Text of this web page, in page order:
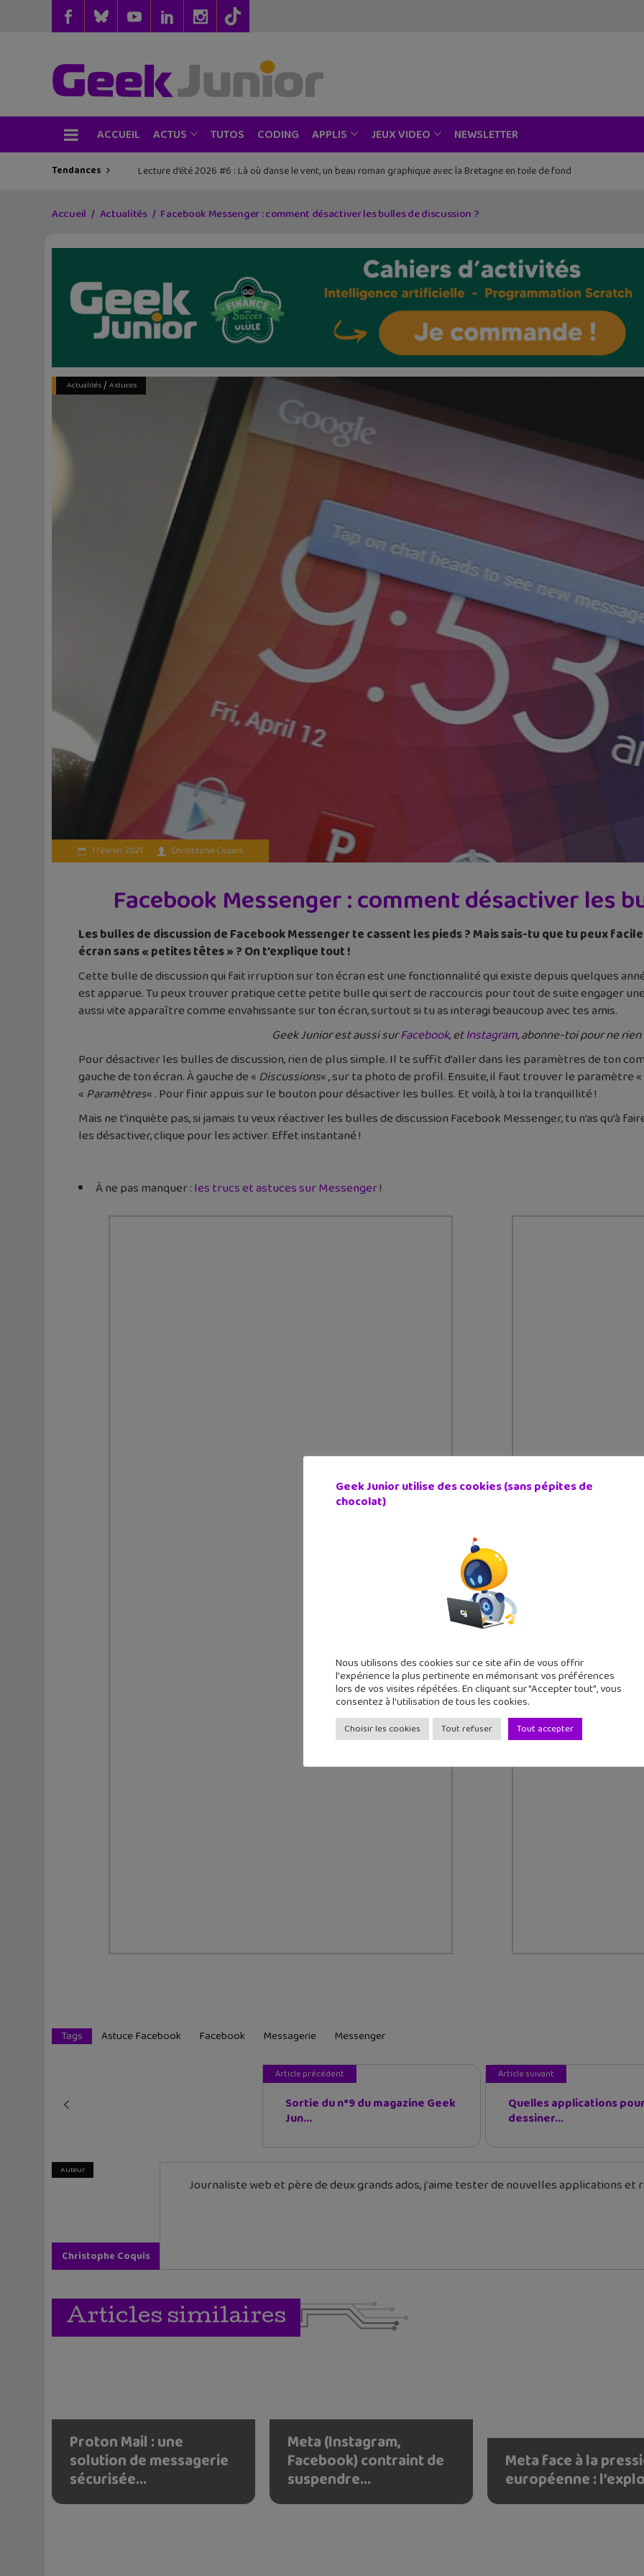
ACCUEIL ACTUS TUTOS CODING APPLIS JEUX VIDEO NEWSLETTER
Tendances Des cahiers de vacances sur l’IA et la programmation informatique !
Accueil Actualités Facebook Messenger : comment désactiver les bulles de discussion ?
Actualités/ Astuces
1 février 2021 Christophe Coquis
Facebook Messenger : comment désactiver les
Les bulles de discussion de Facebook Messenger te cassent les pieds ? Mais sais-tu que tu peux
écran sans « petites têtes » ? On t’explique tout !
Cette bulle de discussion qui fait irruption sur ton écran est une fonctionnalité qui existe depuis quelques
est apparue. Tu peux trouver pratique cette petite bulle qui sert de raccourcis pour tout de suite engager
aussi vite apparaître comme envahissante sur ton écran, surtout si tu as interagi beaucoup avec tes amis.
Geek Junior est aussi surFacebook, etInstagram, abonne-toi pour ne
Pour désactiver les bulles de discussion, rien de plus simple. Il te suffit d’aller dans les paramètres de ton
gauche de ton écran. À gauche de « Discussions« , sur ta photo de profil. Ensuite, il faut trouver le paramètre «
«Paramètres« . Pour finir appuis sur le bouton pour désactiver les bulles. Et voilà, à toi la tranquillité !
Mais ne t’inquiète pas, si jamais tu veux réactiver les bulles de discussion Facebook Messenger, tu n’as qu’à
les désactiver, clique pour les activer. Effet instantané !
À ne pas manquer :les trucs et astuces sur Messenger!
Tags Astuce Facebook Facebook Messagerie Messenger
Article précédent
Sortie du n°9 du magazine Geek
Jun...
Article suivant
Quelles applications
dessiner...
Auteur
Christophe Coquis
Journaliste web et père de deux grands ados, j'aime tester de nouvelles applications
Articles similaires
Proton Mail : une
solution de messagerie
sécurisée...
Meta (Instagram,
Facebook) contraint de
suspendre...
Meta face à la
européenne :
Geek Junior utilise des cookies (sans pépites de
chocolat)
Nous utilisons des cookies sur ce site afin de vous offrir
l'expérience la plus pertinente en mémorisant vos préférences
lors de vos visites répétées. En cliquant sur "Accepter tout", vous
consentez à l'utilisation de tous les cookies.
Choisir les cookies Tout refuser Tout accepter